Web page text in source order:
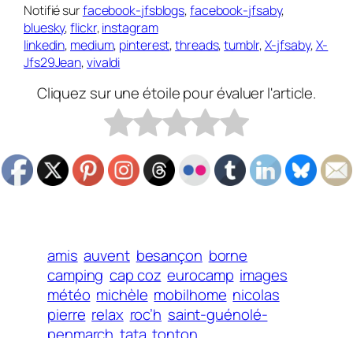
Notifié surfacebook-jfsblogs,facebook-jfsaby,
bluesky,flickr,instagram
linkedin, medium, pinterest,threads,tumblr,X-jfsaby,X-
Jfs29Jean,vivaldi
Cliquez sur une étoile pour évaluer l'article.
amis auvent besançon borne
camping cap coz eurocamp images
météo michèle mobilhome nicolas
pierre relax roc’h saint-guénolé-